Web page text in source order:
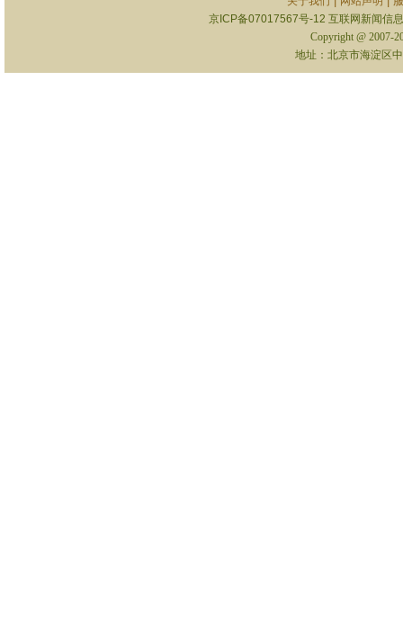
京ICP备07017567号-12 互联网新闻信
Copyright @ 2007-
地址：北京市海淀区